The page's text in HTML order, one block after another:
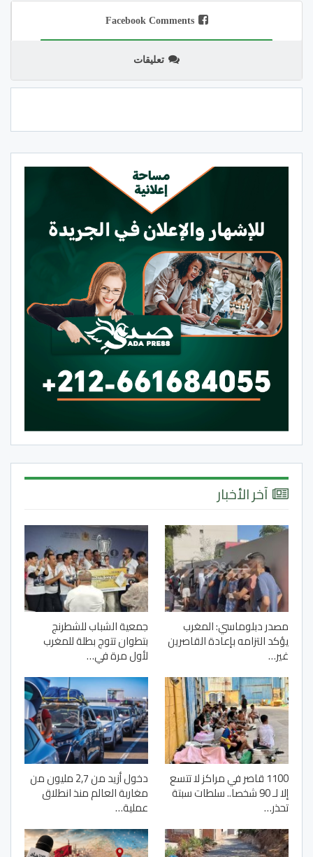
Facebook Comments
تعليقات
آخر الأخبار
مصدر دبلوماسي: المغرب
يؤكد التزامه بإعادة القاصرين
غير…
جمعية الشباب للشطرنج
بتطوان تتوج بطلة للمغرب
لأول مرة في…
1100 قاصر في مراكز لا تتسع
إلا لـ 90 شخصا.. سلطات سبتة
تحذر…
دخول أزيد من 2,7 مليون من
مغاربة العالم منذ انطلاق
عملية…